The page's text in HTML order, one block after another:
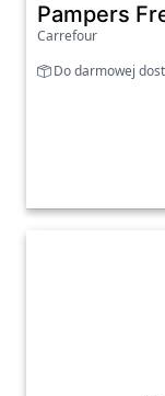
Pampers
Carrefour
Do darmowej